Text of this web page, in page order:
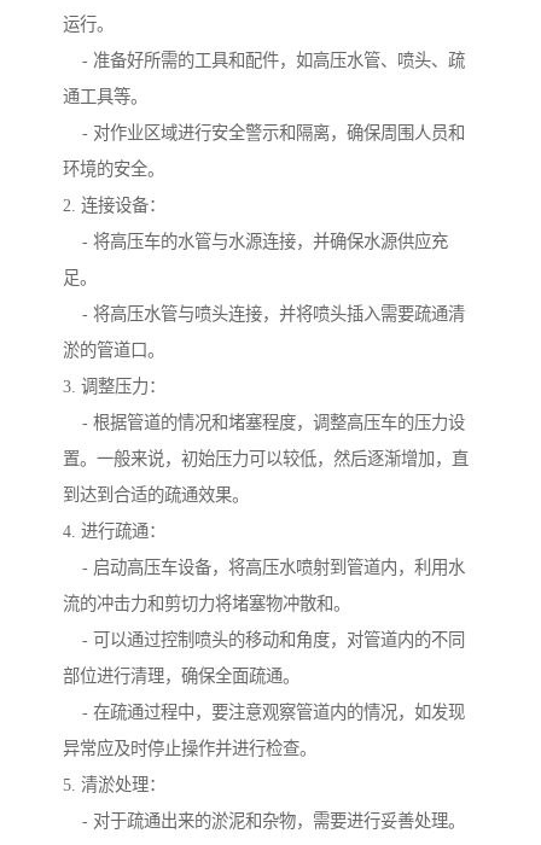
运行。
- 准备好所需的工具和配件，如高压水管、喷头、疏
通工具等。
- 对作业区域进行安全警示和隔离，确保周围人员和
环境的安全。
2. 连接设备：
- 将高压车的水管与水源连接，并确保水源供应充
足。
- 将高压水管与喷头连接，并将喷头插入需要疏通清
淤的管道口。
3. 调整压力：
- 根据管道的情况和堵塞程度，调整高压车的压力设
置。一般来说，初始压力可以较低，然后逐渐增加，直
到达到合适的疏通效果。
4. 进行疏通：
- 启动高压车设备，将高压水喷射到管道内，利用水
流的冲击力和剪切力将堵塞物冲散和。
- 可以通过控制喷头的移动和角度，对管道内的不同
部位进行清理，确保全面疏通。
- 在疏通过程中，要注意观察管道内的情况，如发现
异常应及时停止操作并进行检查。
5. 清淤处理：
- 对于疏通出来的淤泥和杂物，需要进行妥善处理。